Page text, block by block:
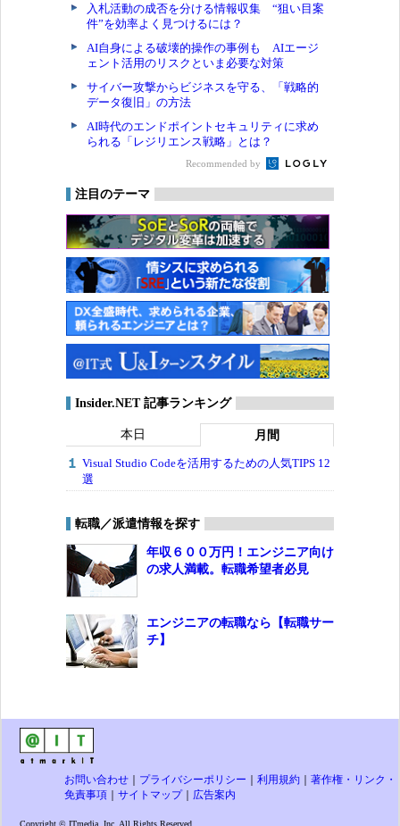
入札活動の成否を分ける情報収集 “狙い目案
件”を効率よく見つけるには？
AI自身による破壊的操作の事例も AIエージ
ェント活用のリスクといま必要な対策
サイバー攻撃からビジネスを守る、「戦略的
データ復旧」の方法
AI時代のエンドポイントセキュリティに求め
られる「レジリエンス戦略」とは？
Recommended by
注目のテーマ
Insider.NET 記事ランキング
本日 月間
Visual Studio Codeを活用するための人気TIPS 12
選
転職／派遣情報を探す
年収６００万円！エンジニア向け
の求人満載。転職希望者必見
エンジニアの転職なら【転職サー
チ】
お問い合わせ プライバシーポリシー 利用規約
著作権・リンク・
免責事項
サイトマップ｜ 広告案内